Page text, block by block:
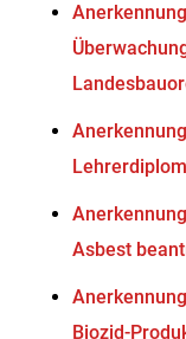
Asbest
Biozid-